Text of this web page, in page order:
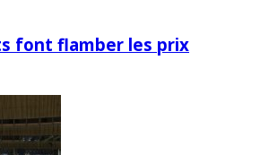
font flamber les prix